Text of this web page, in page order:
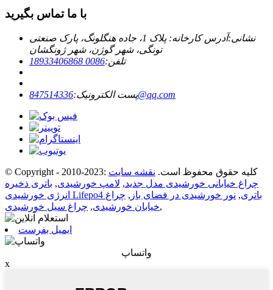
با ما تماس بگیرید
نشانی:
آدرس کارخانه: پلاک 1، جاده هنگلونگ، پارک صنعتی
تونگی، شهر گوژن، شهر ژونگشان
تلفن:0086 18933406868
پست الکترونیک:847514336@qq.com
© Copyright - 2010-2023: کلیه حقوق محفوظ است. نقشه سایت
چراغ خیابانی خورشیدی مدل جدید, لامپ خورشیدی, باتری ذخیره
انرژی خورشیدی Lifepo4 باتری, نور خورشیدی در فضای باز , چراغ
خیابان خورشیدی, چراغ سیل خورشیدی ,
ایمیل بفرست
واتساپ
x